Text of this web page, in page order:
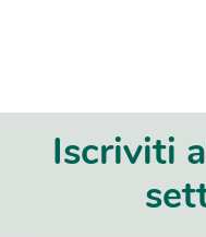
Iscriviti